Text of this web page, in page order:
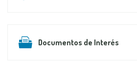
Documentos de Interés